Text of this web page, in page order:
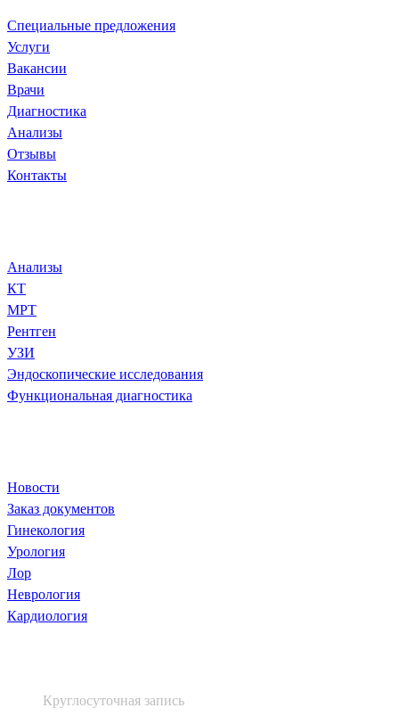
Специальные предложения
Услуги
Ваканcии
Врачи
Диагностика
Анализы
Отзывы
Контакты
Анализы
КТ
МРТ
Рентген
УЗИ
Эндоскопические исследования
Функциональная диагностика
Новости
Заказ документов
Гинекология
Урология
Лор
Неврология
Кардиология
Круглосуточная запись